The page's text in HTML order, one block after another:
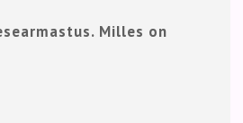
Milles on